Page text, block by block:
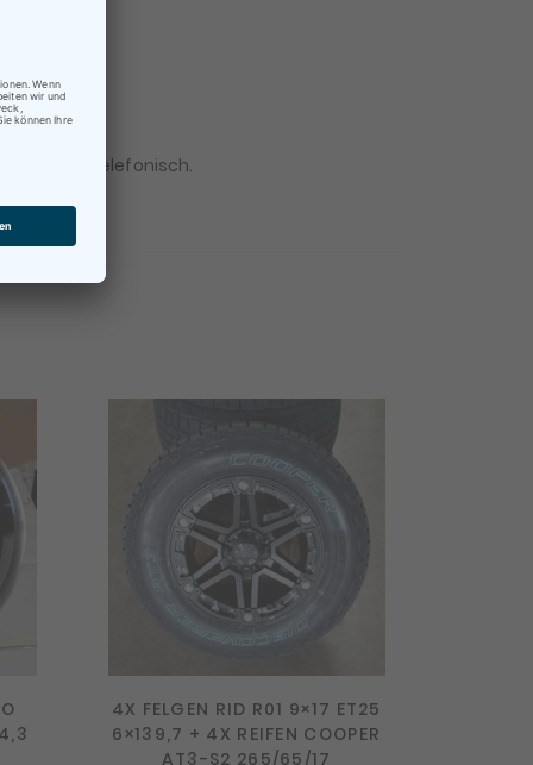
Mail oder telefonisch.
4X FELGEN RID R01 9×17 ET25
6×139,7 + 4X REIFEN COOPER
AT3-S2 265/65/17